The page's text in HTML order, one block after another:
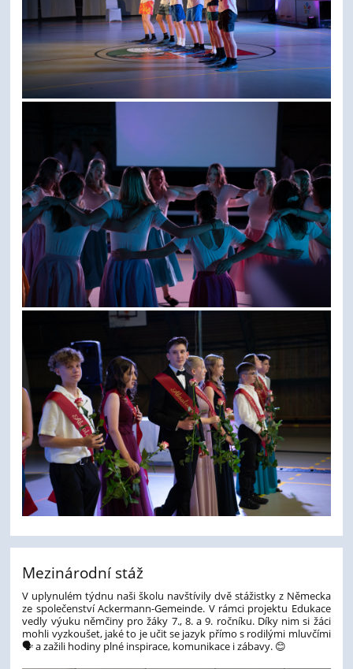
Mezinárodní stáž
V uplynulém týdnu naši školu navštívily dvě stážistky z Německa
ze společenství Ackermann-Gemeinde. V rámci projektu Edukace
vedly výuku němčiny pro žáky 7., 8. a 9. ročníku. Díky nim si žáci
mohli vyzkoušet, jaké to je učit se jazyk přímo s rodilými mluvčími
🗣️ a zažili hodiny plné inspirace, komunikace i zábavy. 😊